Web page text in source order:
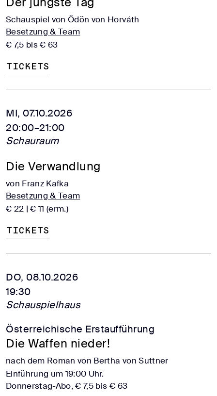
Schauspiel von Ödön von Horváth
Besetzung & Team
€ 7,5 bis € 63
Tickets
MI, 07.10.2026
20:00–21:00
Schauraum
Die Verwandlung
von Franz Kafka
Besetzung & Team
€ 22 | € 11 (erm.)
Tickets
DO, 08.10.2026
19:30
Schauspielhaus
Österreichische Erstaufführung
Die Waffen nieder!
nach dem Roman von Bertha von Suttner
Einführung um 19:00 Uhr.
Donnerstag-Abo, € 7,5 bis € 63